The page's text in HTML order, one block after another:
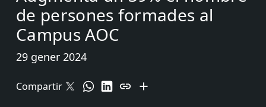
de persones formades al
Campus AOC
29 gener 2024
Compartir